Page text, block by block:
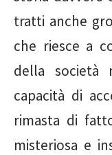
tratti anche
che riesce a
della società
capacità di
rimasta di
misteriosa e